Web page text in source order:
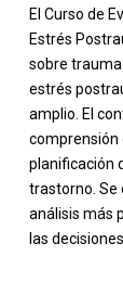
El Curso de
Estrés
sobre
estrés
amplio. El
comprensión
planificación
trastorno. Se
análisis más
las
-